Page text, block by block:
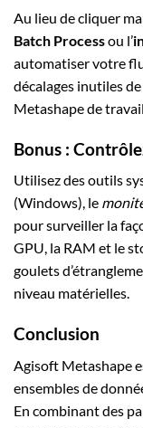
Au lieu de cliquer
Batch Processou l’
automatiser votre
décalages inutiles
Metashape de
Bonus :
Utilisez des outils
(Windows), le
pour surveiller la
GPU, la RAM et le
goulets
niveau matérielles.
Conclusion
Agisoft Metashape
ensembles de
En combinant des